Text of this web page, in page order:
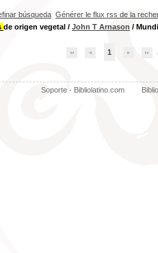
búsqueda Générer le flux rss de la
de origen vegetal / John T Arnason /
1
Soporte - Bibliolatino.com